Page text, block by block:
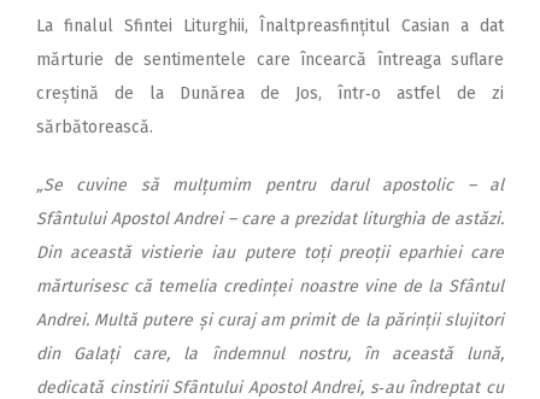
La finalul Sfintei Liturghii, Înaltpreasfințitul Casian a dat
mărturie de sentimentele care încearcă întreaga suflare
creștină de la Dunărea de Jos, într‑o astfel de zi
sărbătorească.
„Se cuvine să mulțumim pentru darul apostolic – al
Sfântului Apostol Andrei – care a prezidat liturghia de astăzi.
Din această vistierie iau putere toți preoții eparhiei care
mărturisesc că temelia credinței noastre vine de la Sfântul
Andrei. Multă putere și curaj am primit de la părinții slujitori
din Galați care, la îndemnul nostru, în această lună,
dedicată cinstirii Sfântului Apostol Andrei, s‑au îndreptat cu